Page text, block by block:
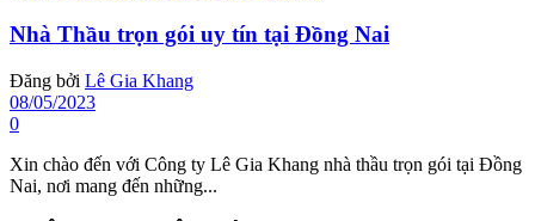
Nhà Thầu trọn gói uy tín tại Đồng Nai
Đăng bởi Lê Gia Khang
08/05/2023
0
Xin chào đến với Công ty Lê Gia Khang nhà thầu trọn gói tại Đồng
Nai, nơi mang đến những...